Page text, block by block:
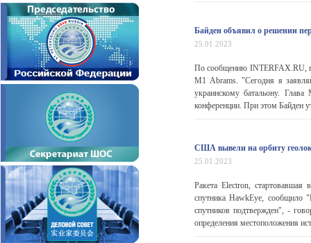
Байден объявил о решении
25.01.2023
По сообщению INTERFAX.RU,
M1 Abrams. "Сегодня я
украинскому батальону.
конференции. При этом Байден
США вывели на орбиту
25.01.2023
Ракета Electron,
спутника HawkEye, сообщило
спутников подтвержден", -
определения местоположения